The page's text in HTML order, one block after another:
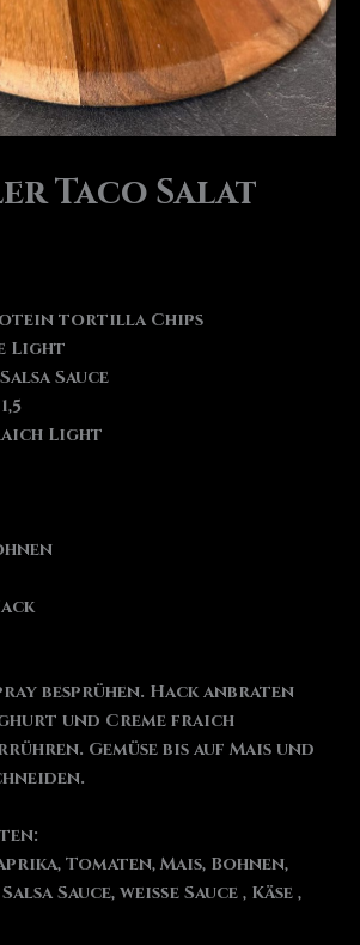
Taco Salat
tortilla Chips
Light
Sauce
Light
besprühen. Hack anbraten
und Creme fraich
Gemüse bis auf Mais und
Tomaten, Mais, Bohnen,
Sauce, weiße Sauce , Käse ,